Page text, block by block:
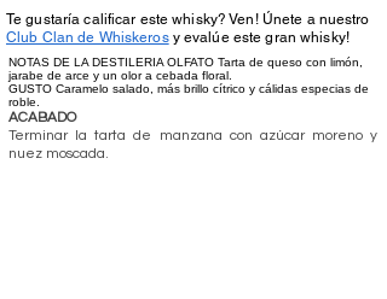
Te gustaría calificar este whisky? Ven! Únete a nuestro
Club Clan de Whiskerosy evalúe este gran whisky!
NOTAS DE LA DESTILERIA OLFATO Tarta de queso con limón,
jarabe de arce y un olor a cebada floral.
GUSTO Caramelo salado, más brillo cítrico y cálidas especias de
roble.
ACABADO
Terminar la tarta de manzana con azúcar moreno y
nuez moscada.